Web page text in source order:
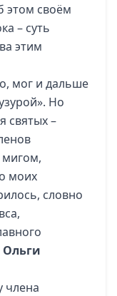
этом своём
– суть
этим
мог и дальше
Но
святых –
мигом,
моих
словно
Ольги
члена